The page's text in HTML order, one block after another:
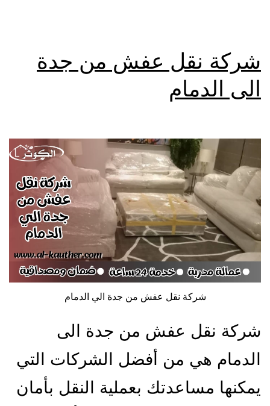
شركة نقل عفش من جدة
الى الدمام
شركة نقل عفش من جدة الي الدمام
شركة نقل عفش من جدة الى
الدمام هي من أفضل الشركات التي
يمكنها مساعدتك بعملية النقل بأمان